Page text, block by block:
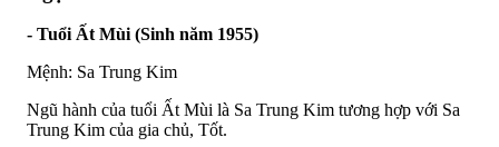
- Tuổi Ất Mùi (Sinh năm 1955)
Mệnh: Sa Trung Kim
Ngũ hành của tuổi Ất Mùi là Sa Trung Kim tương hợp với Sa
Trung Kim của gia chủ, Tốt.